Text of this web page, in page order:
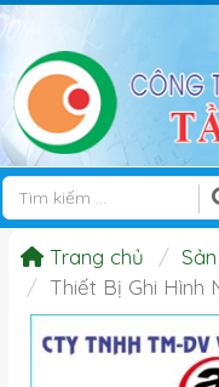
Trang chủ
Thiết Bị Ghi Hình